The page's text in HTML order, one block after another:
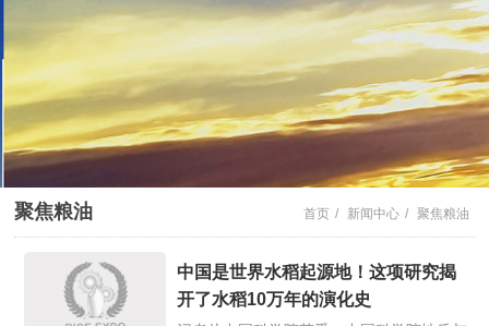
聚焦粮油 首页 / 新闻中心 / 聚焦粮油
中国是世界水稻起源地！这项研究揭
开了水稻10万年的演化史